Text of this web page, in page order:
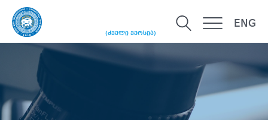
(ძველი ვერსია)
ENG